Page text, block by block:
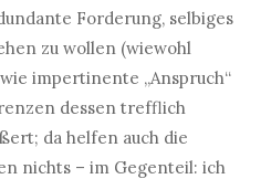
Forderung, selbiges
zu wollen (wiewohl
impertinente „Anspruch“
dessen trefflich
da helfen auch die
nichts – im Gegenteil: ich